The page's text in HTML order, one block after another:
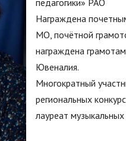
Награждена
МО, почётной
награждена
Ювеналия.
Многократный
региональных
лауреат